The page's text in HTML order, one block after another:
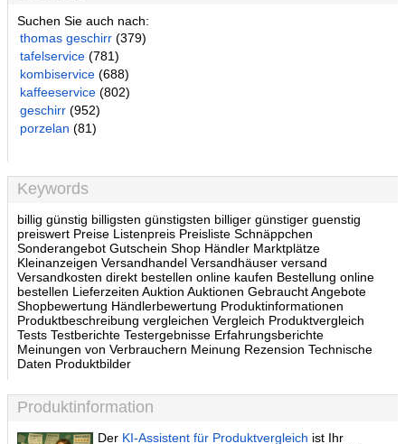
Suchen Sie auch nach:
thomas geschirr (379)
tafelservice (781)
kombiservice (688)
kaffeeservice (802)
geschirr (952)
porzelan (81)
Keywords
billig günstig billigsten günstigsten billiger günstiger guenstig
preiswert Preise Listenpreis Preisliste Schnäppchen
Sonderangebot Gutschein Shop Händler Marktplätze
Kleinanzeigen Versandhandel Versandhäuser versand
Versandkosten direkt bestellen online kaufen Bestellung online
bestellen Lieferzeiten Auktion Auktionen Gebraucht Angebote
Shopbewertung Händlerbewertung Produktinformationen
Produktbeschreibung vergleichen Vergleich Produktvergleich
Tests Testberichte Testergebnisse Erfahrungsberichte
Meinungen von Verbrauchern Meinung Rezension Technische
Daten Produktbilder
Produktinformation
Der KI-Assistent für Produktvergleich ist Ihr